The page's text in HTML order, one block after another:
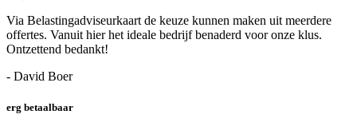
Via Belastingadviseurkaart de keuze kunnen maken uit meerdere
offertes. Vanuit hier het ideale bedrijf benaderd voor onze klus.
Ontzettend bedankt!
- David Boer
erg betaalbaar